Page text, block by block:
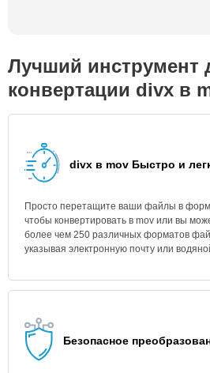
Лучший инструмент
конвертации divx в
divx в mov Быстро и
Просто перетащите ваши файлы в
чтобы конвертировать в mov или вы
более чем 250 различных форматов
указывая электронную почту или
Безопасное